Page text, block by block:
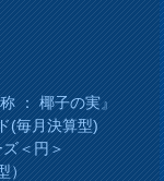
： 椰子の実』
(毎月決算型)
＜円＞
）